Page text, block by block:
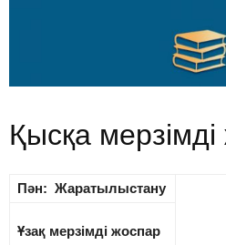
Қысқа
Пән: Жаратылыстану
Ұзақ мерзімді жоспар